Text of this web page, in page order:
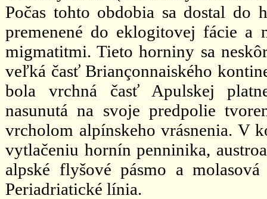
Počas tohto obdobia sa dostal
premenené do eklogitovej fácie a
migmatitmi. Tieto horniny sa
veľká časť Briançonnaiského
bola vrchná časť Apulskej
nasunutá na svoje predpolie
vrcholom alpínskeho vrásnenia. V
vytlačeniu hornín penninika,
alpské flyšové pásmo a
Periadriatické línia.